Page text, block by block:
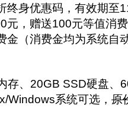
终身优惠码，有效期至
元，赠送100元等值消
金（消费金均为系统自
存、20GB SSD硬盘、
Windows系统可选， 原